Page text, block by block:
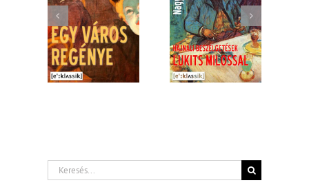
Hajnali
beszélgetések
Lukits
Milossal
Könyvkettő
Keresés...